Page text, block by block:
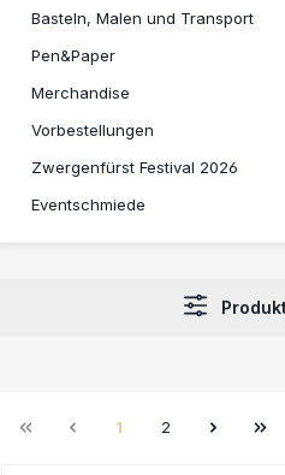
Basteln, Malen und Transport
Pen&Paper
Merchandise
Vorbestellungen
Zwergenfürst Festival 2026
Eventschmiede
Seite
1 Seite
2